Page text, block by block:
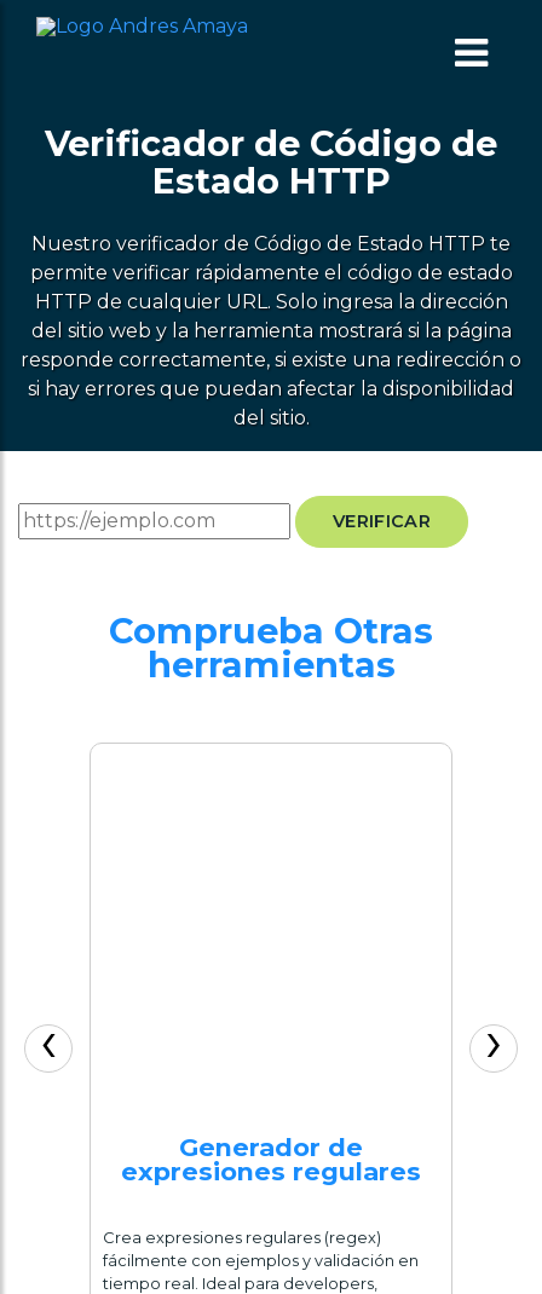
Verificador de Código de
Estado HTTP
Nuestro verificador de Código de Estado HTTP te
permite verificar rápidamente el código de estado
HTTP de cualquier URL. Solo ingresa la dirección
del sitio web y la herramienta mostrará si la página
responde correctamente, si existe una redirección o
si hay errores que puedan afectar la disponibilidad
del sitio.
VERIFICAR
Comprueba Otras
herramientas
Generador de
expresiones regulares
Crea expresiones regulares (regex)
fácilmente con ejemplos y validación en
tiempo real. Ideal para developers,
‹ ›